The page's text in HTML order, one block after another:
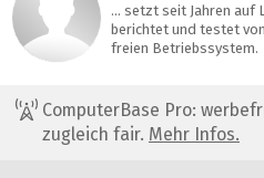
… setzt seit Jahren auf
berichtet und testet
freien Betriebssystem.
ComputerBase Pro:
zugleich fair. Mehr Infos.